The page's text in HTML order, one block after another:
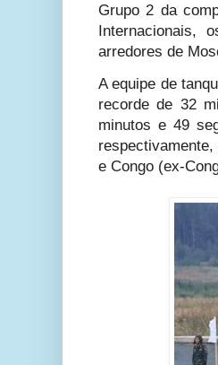
Grupo 2 da
Internacionais,
arredores de
A equipe de
recorde de 32
minutos e 49
e Congo (ex-